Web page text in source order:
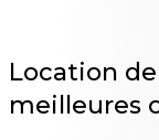
Location
meilleures